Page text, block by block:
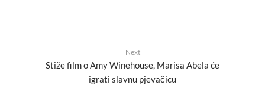
Next
Stiže film o Amy Winehouse, Marisa Abela će
igrati slavnu pjevačicu